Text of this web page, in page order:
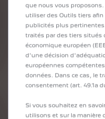
PRÉCÉDENT
que nous vous
utiliser des Outils tiers
publicités plus
traités par des tiers situés
économique européen
d'une décision
européennes
données. Dans ce cas, le
consentement (art. 49.1a
Si vous souhaitez en
utilisons et sur la manière